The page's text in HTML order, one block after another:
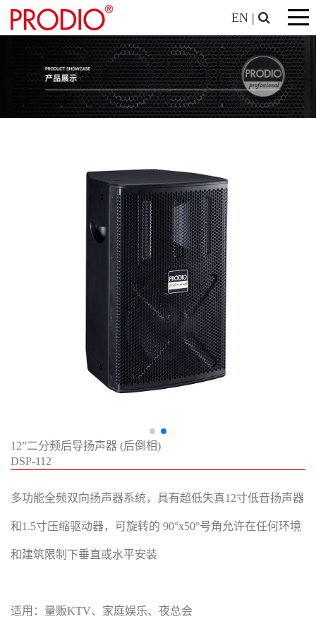
EN |
12”二分频后导扬声器 (后倒相)
DSP-112
多功能全频双向扬声器系统，具有超低失真12寸低音扬声器
和1.5寸压缩驱动器，可旋转的 90°x50°号角允许在任何环境
和建筑限制下垂直或水平安装
适用：量贩KTV、家庭娱乐、夜总会